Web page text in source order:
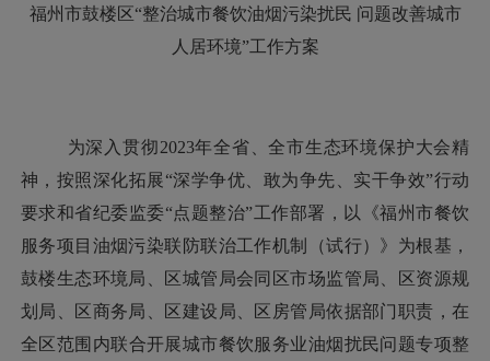
福州市鼓楼区“整治城市餐饮油烟污染扰民 问题改善城市
人居环境”工作方案
为深入贯彻2023年全省 、全市生态环境保护大会精
神，按照深化拓展“深学争优、敢为争先、实干争效”行动
要求和省纪委监委“点题整治”工作部署，以《福州市餐饮
服务项目油烟污染联防联治工作机制（试行）》为根基，
鼓楼生态环境局、区城管局会同区市场监管局、区资源规
划局、区商务局、区建设局、区房管局依据部门职责 ，在
全区范围 内联合开展城市餐饮服务业油烟扰民问题专项整